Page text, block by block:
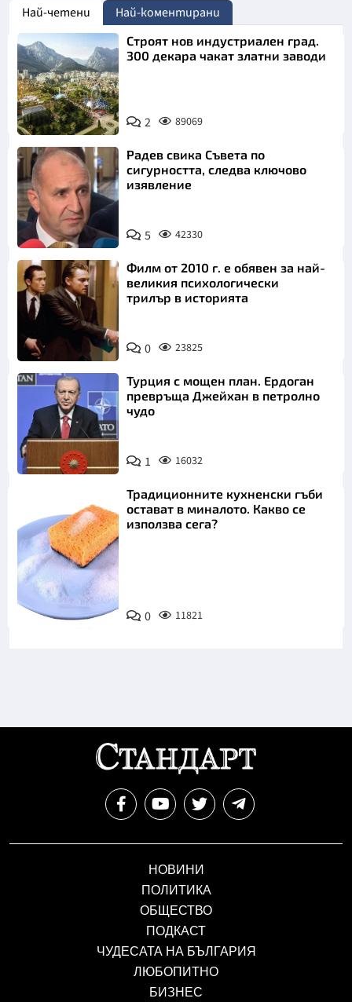
Email
Коментар*
Откажи
Най-четени Най-коментирани
Строят нов индустриален град.
300 декара чакат златни заводи
2 89069
Радев свика Съвета по
сигурността, следва ключово
изявление
5 42330
Филм от 2010 г. е обявен за най-
великия психологически
трилър в историята
0 23825
Турция с мощен план. Ердоган
превръща Джейхан в петролно
чудо
1 16032
Снимка:
Пиксабей
Традиционните кухненски гъби
остават в миналото. Какво се
използва сега?
0 11821
НОВИНИ
ПОЛИТИКА
ОБЩЕСТВО
ПОДКАСТ
ЧУДЕСАТА НА БЪЛГАРИЯ
ЛЮБОПИТНО
БИЗНЕС